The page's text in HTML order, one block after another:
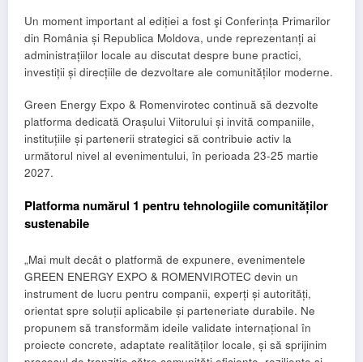
Un moment important al ediției a fost şi Conferința Primarilor
din România și Republica Moldova, unde reprezentanți ai
administrațiilor locale au discutat despre bune practici,
investiții și direcțiile de dezvoltare ale comunităților moderne.
Green Energy Expo & Romenvirotec continuă să dezvolte
platforma dedicată Orașului Viitorului și invită companiile,
instituțiile și partenerii strategici să contribuie activ la
următorul nivel al evenimentului, în perioada 23-25 martie
2027.
Platforma numărul 1 pentru tehnologiile comunităților
sustenabile
„Mai mult decât o platformă de expunere, evenimentele
GREEN ENERGY EXPO & ROMENVIROTEC devin un
instrument de lucru pentru companii, experți și autorități,
orientat spre soluții aplicabile și parteneriate durabile. Ne
propunem să transformăm ideile validate internațional în
proiecte concrete, adaptate realităților locale, și să sprijinim